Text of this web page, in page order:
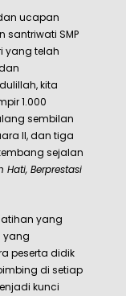
ucapan
SMP
yang telah
kita
1.000
sembilan
II, dan tiga
sejalan
Hati, Berprestasi
yang
yang
peserta didik
di setiap
kunci